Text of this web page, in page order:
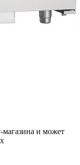
магазина и может